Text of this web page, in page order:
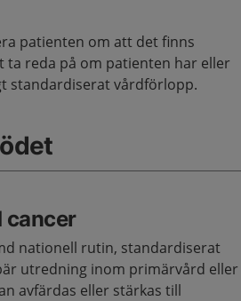
patienten om att det finns
reda på om patienten har eller
standardiserat vårdförlopp.
cancer
nationell rutin, standardiserat
utredning inom primärvård eller
avfärdas eller stärkas till